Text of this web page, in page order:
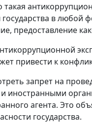
в любой
предоставление
привести к
запрет на
иностранными
агента. Это
государства.